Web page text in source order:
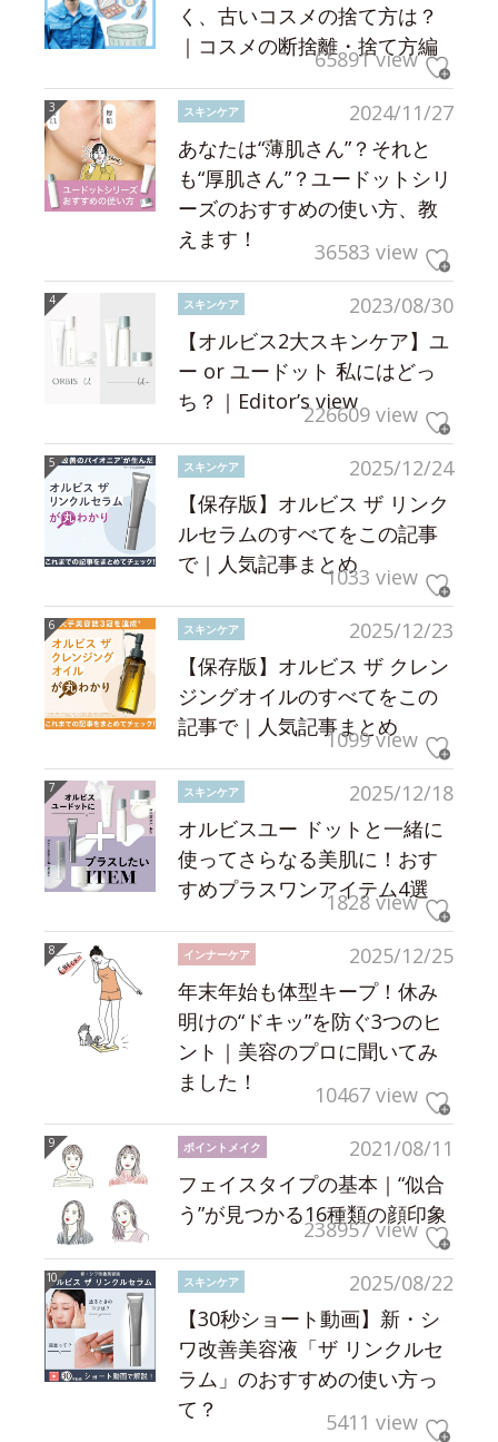
く、古いコスメの捨て方は？
｜コスメの断捨離・捨て方編
65891 view
2024/11/27
スキンケア
あなたは“薄肌さん”？それと
も“厚肌さん”？ユードットシリ
ーズのおすすめの使い方、教
えます！
36583 view
2023/08/30
スキンケア
【オルビス2大スキンケア】ユ
ー or ユードット 私にはどっ
ち？｜Editor’s view226609 view
2025/12/24
スキンケア
【保存版】オルビス ザ リンク
ルセラムのすべてをこの記事
で｜人気記事まとめ1033 view
2025/12/23
スキンケア
【保存版】オルビス ザ クレン
ジングオイルのすべてをこの
記事で｜人気記事まとめ
1099 view
2025/12/18
スキンケア
オルビスユー ドットと一緒に
使ってさらなる美肌に！おす
すめプラスワンアイテム4選
1828 view
2025/12/25
インナーケア
年末年始も体型キープ！休み
明けの“ドキッ”を防ぐ3つのヒ
ント｜美容のプロに聞いてみ
ました！
10467 view
2021/08/11
ポイントメイク
フェイスタイプの基本｜“似合
う”が見つかる16種類の顔印象
238957 view
2025/08/22
スキンケア
【30秒ショート動画】新・シ
ワ改善美容液「ザ リンクルセ
ラム」のおすすめの使い方っ
て？
5411 view